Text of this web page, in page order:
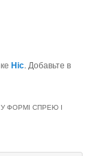
Ніс. Добавьте в
ФОРМІ СПРЕЮ І